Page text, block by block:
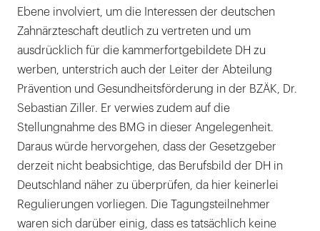
Ebene involviert, um die Interessen der deutschen
Zahnärzteschaft deutlich zu vertreten und um
ausdrücklich für die kammerfortgebildete DH zu
werben, unterstrich auch der Leiter der Abteilung
Prävention und Gesundheitsförderung in der BZÄK, Dr.
Sebastian Ziller. Er verwies zudem auf die
Stellungnahme des BMG in dieser Angelegenheit.
Daraus würde hervorgehen, dass der Gesetzgeber
derzeit nicht beabsichtige, das Berufsbild der DH in
Deutschland näher zu überprüfen, da hier keinerlei
Regulierungen vorliegen. Die Tagungsteilnehmer
waren sich darüber einig, dass es tatsächlich keine